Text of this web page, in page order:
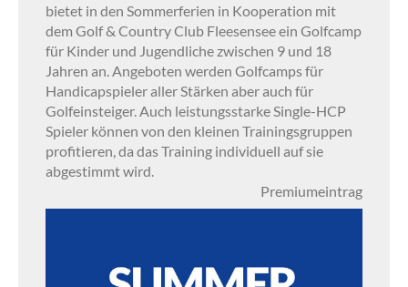
bietet in den Sommerferien in Kooperation mit
dem Golf & Country Club Fleesensee ein Golfcamp
für Kinder und Jugendliche zwischen 9 und 18
Jahren an. Angeboten werden Golfcamps für
Handicapspieler aller Stärken aber auch für
Golfeinsteiger. Auch leistungsstarke Single-HCP
Spieler können von den kleinen Trainingsgruppen
profitieren, da das Training individuell auf sie
abgestimmt wird.
Premiumeintrag